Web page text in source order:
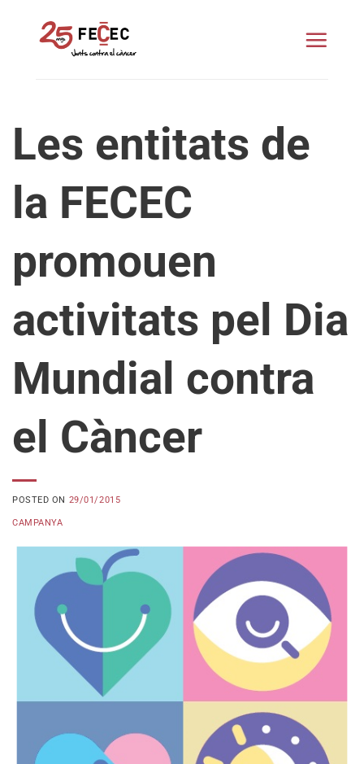
Les entitats de
la FECEC
promouen
activitats pel Dia
Mundial contra
el Càncer
POSTED ON 29/01/2015
CAMPANYA